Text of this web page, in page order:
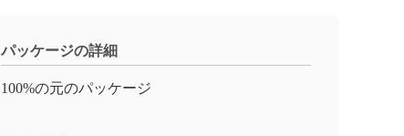
パッケージの詳細
100%の元のパッケージ